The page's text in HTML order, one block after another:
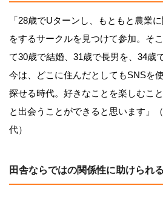
「28歳でUターンし、もともと農業
をするサークルを見つけて参加。そ
て30歳で結婚、31歳で長男を、34歳
今は、どこに住んだとしてもSNSを
探せる時代。好きなことを楽しむこ
と出会うことができると思います」
代）
田舎ならではの関係性に助けられ